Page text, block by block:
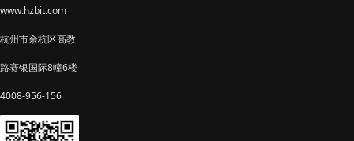
www.hzbit.com
杭州市余杭区高教
路赛银国际8幢6楼
4008-956-156